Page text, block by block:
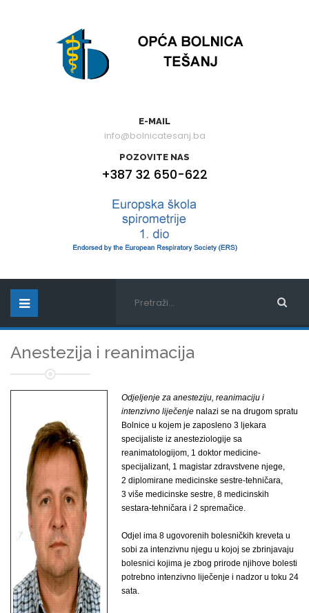
E-MAIL
info@bolnicatesanj.ba
POZOVITE NAS
+387 32 650-622
Anestezija i reanimacija
Odjeljenje za anesteziju, reanimaciju i
intenzivno liječenje nalazi se na drugom spratu
Bolnice u kojem je zaposleno 3 ljekara
specijaliste iz anesteziologije sa
reanimatologijom, 1 doktor medicine-
specijalizant, 1 magistar zdravstvene njege,
2 diplomirane medicinske sestre-tehničara,
3 više medicinske sestre, 8 medicinskih
sestara-tehničara i 2 spremačice.
Odjel ima 8 ugovorenih bolesničkih kreveta u
sobi za intenzivnu njegu u kojoj se zbrinjavaju
bolesnici kojima je zbog prirode njihove bolesti
potrebno intenzivno liječenje i nadzor u toku 24
sata.